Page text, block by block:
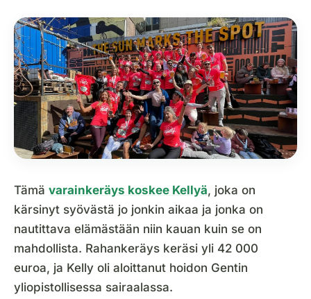
Tämä varainkeräys koskee Kellyä, joka on
kärsinyt syövästä jo jonkin aikaa ja jonka on
nautittava elämästään niin kauan kuin se on
mahdollista. Rahankeräys keräsi yli 42 000
euroa, ja Kelly oli aloittanut hoidon Gentin
yliopistollisessa sairaalassa.